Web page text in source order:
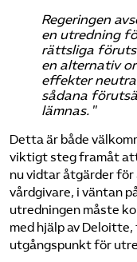
Regeringen
en utredning
rättsliga
en alternativ
effekter
sådana
lämnas. ”
Detta är både
viktigt steg framåt
nu vidtar åtgärder
vårdgivare, i väntan
utredningen måste
med hjälp av
utgångspunkt för